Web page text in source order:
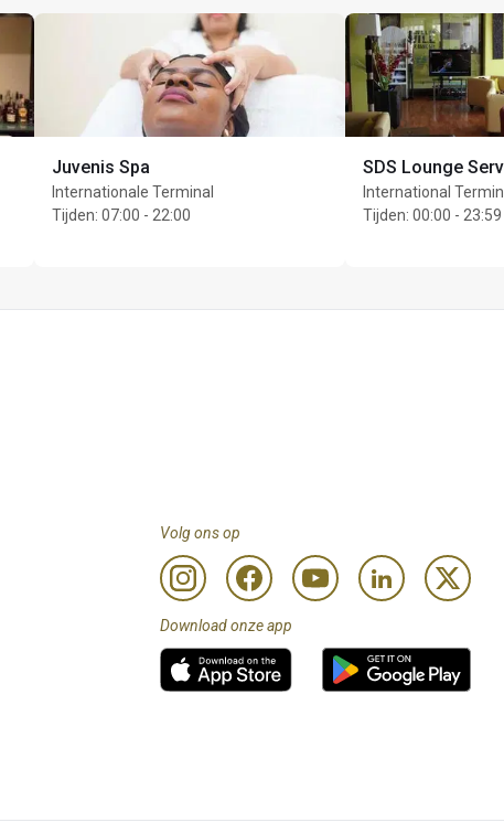
Juvenis Spa
Internationale Terminal
Tijden: 07:00 - 22:00
SDS Lounge
International
Tijden: 00:00 - 23:59
Volg ons op
Download onze app